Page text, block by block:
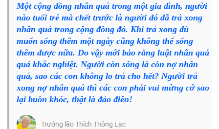
Một cộng đồng nhân quả trong một gia đình, người
nào tuổi trẻ mà chết trước là người đó đã trả xong
nhân quả trong cộng đồng đó. Khi trả xong dù
muốn sống thêm một ngày cũng không thể sống
thêm được nữa. Do vậy mới bảo rằng luật nhân quả
quá khắc nghiệt. Người còn sống là còn nợ nhân
quả, sao các con không lo trả cho hết? Người trả
xong nợ nhân quả thì các con phải vui mừng cớ sao
lại buồn khóc, thật là đảo điên!
Trưởng lão Thích Thông Lạc